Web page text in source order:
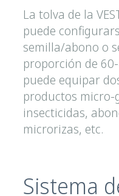
La tolva de la
puede
semilla/abono o
proporción de
puede equipar
productos
insecticidas,
microrizas, etc.
Sistema